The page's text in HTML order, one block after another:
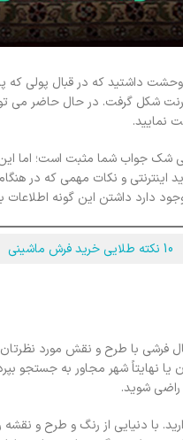
داشتید که در قبال پولی که
شکل گرفت. در حال حاضر می
نمایید.
شک جواب شما مثبت است؛ اما این
اینترنتی و نکات مهمی که در
وجود دارد داشتن این گونه
10 نکته طلایی خرید فرش ماشینی
فرشی با طرح و نقش مورد
یا نهایتاً شهر مجاور به
راضی شوید.
با دنیایی از رنگ و طرح و